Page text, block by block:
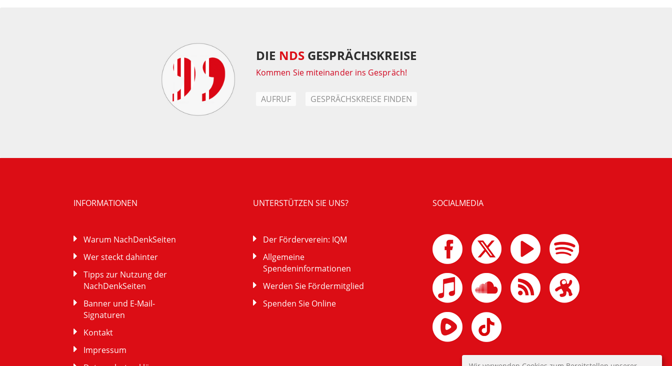
DIE NDSGESPRÄCHSKREISE
Kommen Sie miteinander ins Gespräch!
AUFRUF GESPRÄCHSKREISE FINDEN
INFORMATIONEN
Warum NachDenkSeiten
Wer steckt dahinter
Tipps zur Nutzung der
NachDenkSeiten
Banner und E-Mail-
Signaturen
Kontakt
Impressum
UNTERSTÜTZEN SIE UNS?
Der Förderverein: IQM
Allgemeine
Spendeninformationen
Werden Sie Fördermitglied
Spenden Sie Online
SOCIALMEDIA